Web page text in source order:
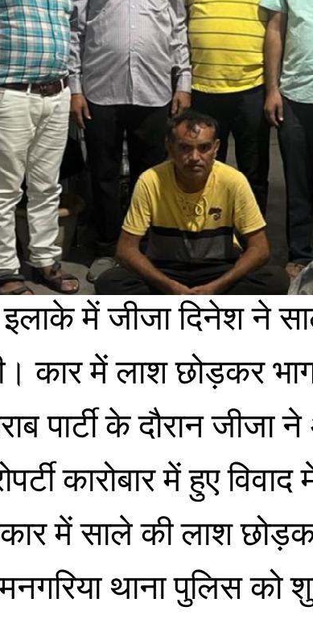
इलाके में जीजा दिनेश ने
कार में लाश छोड़कर
पार्टी के दौरान जीजा
कारोबार में हुए
कार में साले की लाश
थाना पुलिस को